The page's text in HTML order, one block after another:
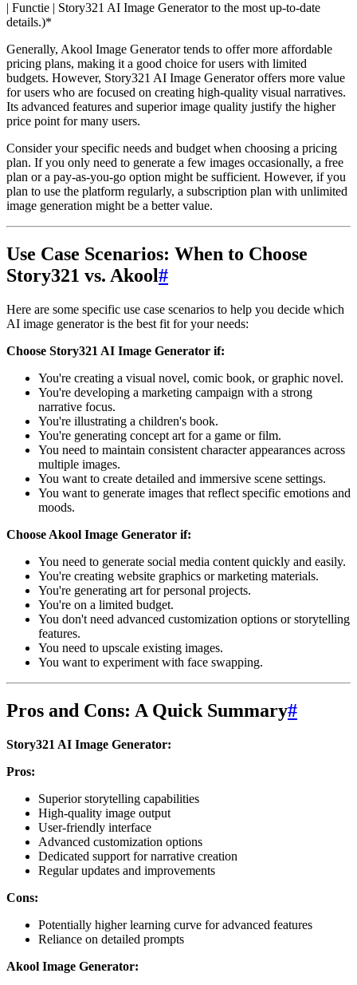
| Functie | Story321 AI Image Generatorto the most up-to-date
details.)*
Generally, Akool Image Generator tends to offer more affordable
pricing plans, making it a good choice for users with limited
budgets. However, Story321 AI Image Generator offers more value
for users who are focused on creating high-quality visual narratives.
Its advanced features and superior image quality justify the higher
price point for many users.
Consider your specific needs and budget when choosing a pricing
plan. If you only need to generate a few images occasionally, a free
plan or a pay-as-you-go option might be sufficient. However, if you
plan to use the platform regularly, a subscription plan with unlimited
image generation might be a better value.
Use Case Scenarios: When to Choose
Story321 vs. Akool#
Here are some specific use case scenarios to help you decide which
AI image generator is the best fit for your needs:
Choose Story321 AI Image Generator if:
You're creating a visual novel, comic book, or graphic novel.
You're developing a marketing campaign with a strong
narrative focus.
You're illustrating a children's book.
You're generating concept art for a game or film.
You need to maintain consistent character appearances across
multiple images.
You want to create detailed and immersive scene settings.
You want to generate images that reflect specific emotions and
moods.
Choose Akool Image Generator if:
You need to generate social media content quickly and easily.
You're creating website graphics or marketing materials.
You're generating art for personal projects.
You're on a limited budget.
You don't need advanced customization options or storytelling
features.
You need to upscale existing images.
You want to experiment with face swapping.
Pros and Cons: A Quick Summary#
Story321 AI Image Generator:
Pros:
Superior storytelling capabilities
High-quality image output
User-friendly interface
Advanced customization options
Dedicated support for narrative creation
Regular updates and improvements
Cons:
Potentially higher learning curve for advanced features
Reliance on detailed prompts
Akool Image Generator: